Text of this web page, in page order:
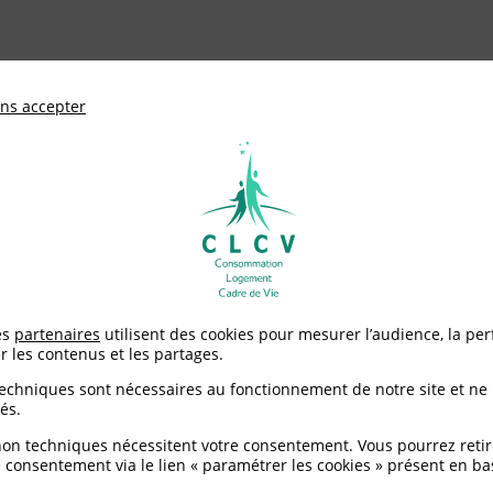
de défense des consommateurs et
Environnement / Santé
> Location, troc, prêt, don : consommer autrement
don : consommer
accepter
partenaires utilisent des cookies pour mesurer l’audience, la
les contenus et les partages.
sont nécessaires au fonctionnement de notre site et ne
techniques nécessitent votre consentement. Vous pourrez
via le lien « paramétrer les cookies » présent en